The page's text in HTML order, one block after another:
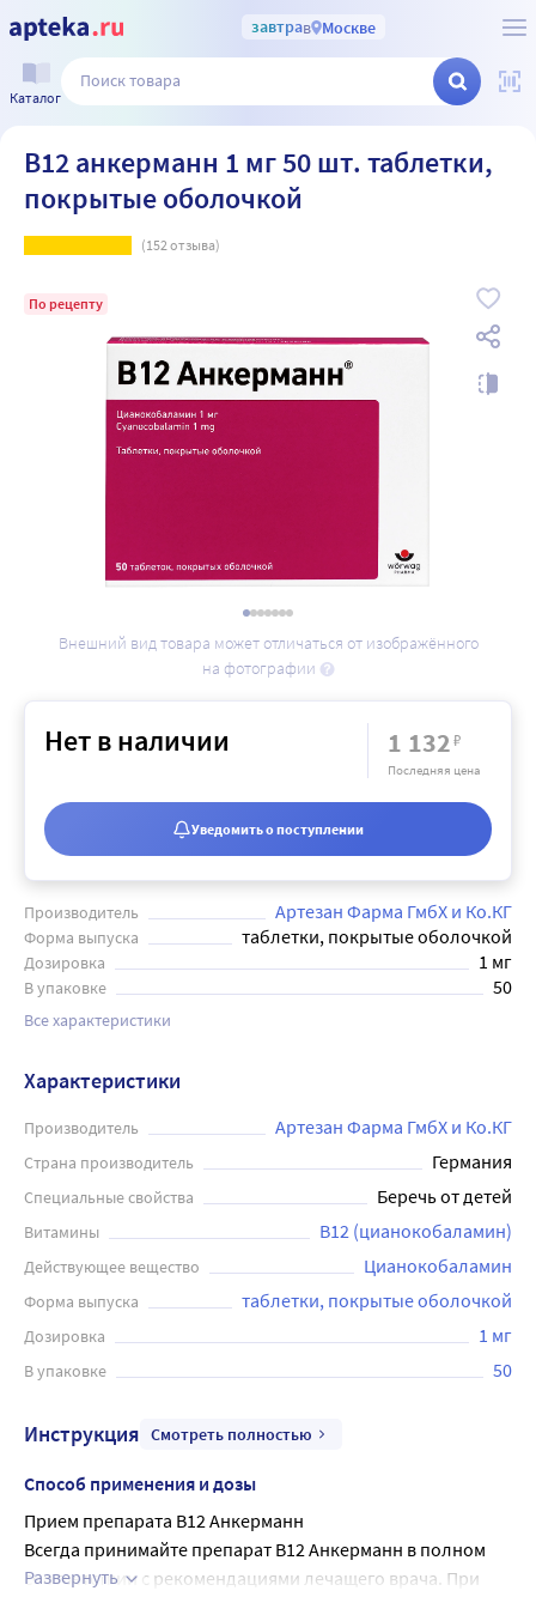
завтрав Москве
Каталог
В12 анкерманн 1 мг 50 шт. таблетки,
покрытые оболочкой
(152отзыва)
По рецепту
Внешний вид товара может отличаться от изображённого
на фотографии
Производитель Артезан Фарма ГмбХ и Ко.КГ
Форма выпуска таблетки, покрытые оболочкой
Дозировка 1 мг
В упаковке 50
Все характеристики
Нет в наличии 1 132₽
Последняя цена
Уведомить о поступлении
Характеристики
Производитель Артезан Фарма ГмбХ и Ко.КГ
Страна производитель Германия
Специальные свойства Беречь от детей
Витамины В12 (цианокобаламин)
Действующее вещество Цианокобаламин
Форма выпуска таблетки, покрытые оболочкой
Дозировка 1 мг
В упаковке 50
Инструкция Смотреть полностью
Способ применения и дозы
Прием препарата B12 Aнкерманн
Всегда принимайте препарат B12 Aнкерманн в полном
соответствии с рекомендациями лечащего врача. При
Развернуть